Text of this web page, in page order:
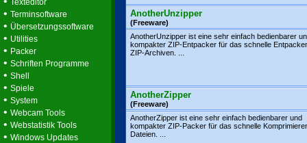
Texteditor
• Terminsoftware
• Übersetzungssoftware
• Utilities
• Packer
• Schriften Programme
• Shell
• Spiele
• System
• Webcam Tools
• Webstatistik Tools
• Windows Updates
AnotherUnzipper
(Freeware)
AnotherUnzipper ist eine sehr einfach bedienbarer
kompakter ZIP-Entpacker für das schnelle
ZIP-Archiven. ...
AnotherZipper
(Freeware)
AnotherZipper ist eine sehr einfach bedienbarer und
kompakter ZIP-Packer für das schnelle
Dateien. ...